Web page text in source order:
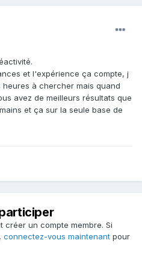
et l'expérience ça compte, j
à chercher mais quand
avez de meilleurs résultats que
et ça sur la seule base de
créer un compte membre. Si
connectez-vous maintenant pour